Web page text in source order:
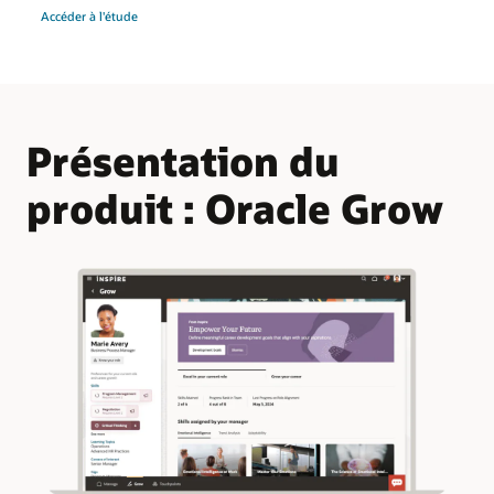
Accéder à l'étude
Présentation du
produit : Oracle Grow